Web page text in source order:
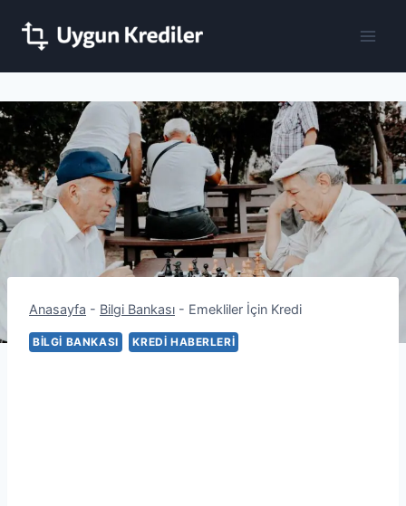
Anasayfa - Bilgi Bankası - Emekliler İçin Kredi
BILGI BANKASI KREDI HABERLERI